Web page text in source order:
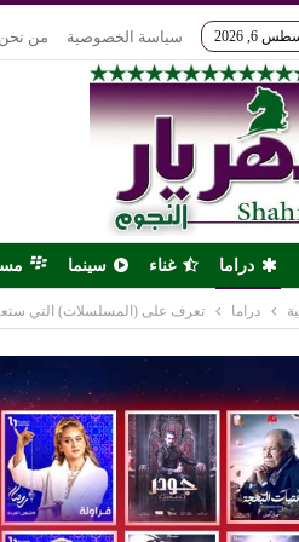
6, 2026 سياسة الخصوصية من نحن
دراما غناء سينما
دراما تعرف على (المسلسلات) التي ستعرض